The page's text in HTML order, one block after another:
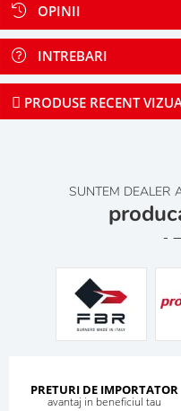
OPINII
INTREBARI
PRODUSE RECENT
SUNTEM DEALER
PRETURI DE IMPORTATOR
avantaj in beneficiul tau